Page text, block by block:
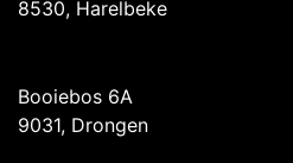
8530, Harelbeke
Booiebos 6A
9031, Drongen